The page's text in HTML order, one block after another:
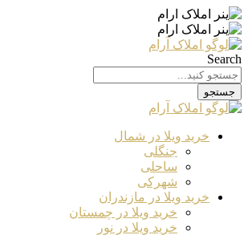
Search
جستجو
خرید ویلا در شمال
جنگلی
ساحلی
شهرکی
خرید ویلا در مازندران
خرید ویلا در چمستان
خرید ویلا در نور